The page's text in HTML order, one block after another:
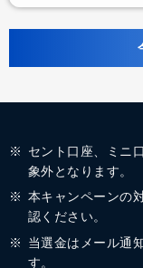
セント口座、ミニ
象外となります。
本キャンペーンの
認ください。
当選金はメール通
す。